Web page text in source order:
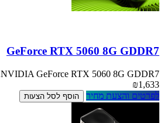
GeForce RTX 5060 8G GDDR7
NVIDIA GeForce RTX 5060 8G GDDR7.
₪1,633
לפרטים והצעת מחיר
הוסף לסל הצעות